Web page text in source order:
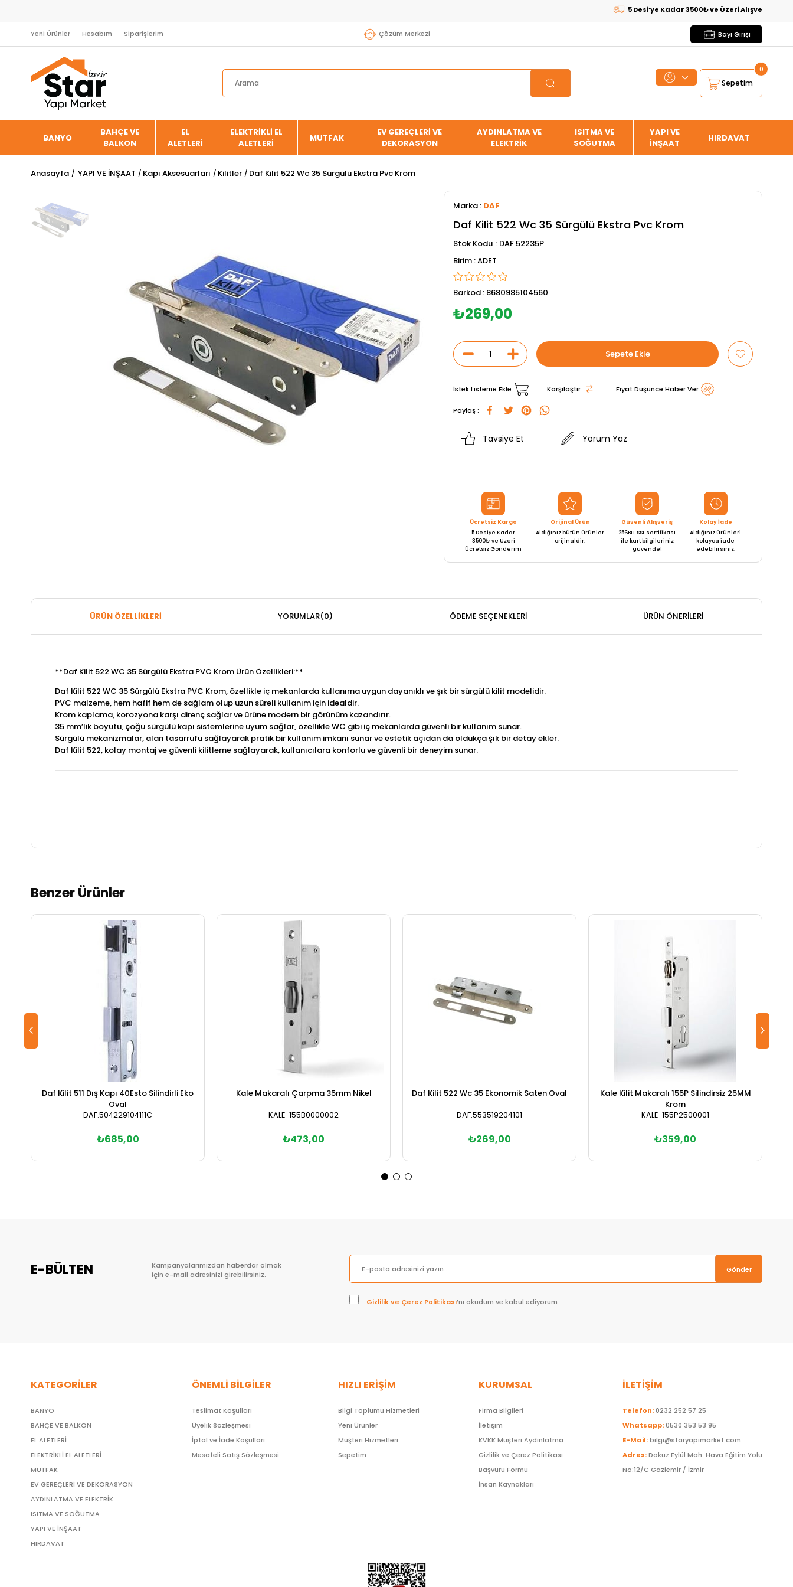
5 Desi’ye Kadar 3500₺ ve Üzeri Alışverişlerde
Yeni Ürünler Hesabım Siparişlerim Çözüm Merkezi Bayi Girişi
Sepetim
0
BANYO
BAHÇE VE
BALKON
EL
ALETLERİ
ELEKTRİKLİ EL
ALETLERİ
MUTFAK
EV GEREÇLERİ VE
DEKORASYON
AYDINLATMA VE
ELEKTRİK
ISITMA VE
SOĞUTMA
YAPI VE
İNŞAAT
HIRDAVAT
Anasayfa YAPI VE İNŞAAT Kapı Aksesuarları Kilitler Daf Kilit 522 Wc 35 Sürgülü Ekstra Pvc Krom
Marka : DAF
Daf Kilit 522 Wc 35 Sürgülü Ekstra Pvc Krom
Stok Kodu
DAF.52235P
ADET
Barkod : 8680985104560
₺269,00
İstek Listeme Ekle Karşılaştır Fiyat Düşünce Haber Ver
Paylaş :
Tavsiye Et Yorum Yaz
Ücretsiz Kargo
5 Desiye Kadar
3500₺ ve Üzeri
Ücretsiz Gönderim
Orijinal Ürün
Aldığınız bütün ürünler
orijinaldir.
Güvenli Alışveriş
256BIT SSL sertifikası
ile kart bilgileriniz
güvende!
Kolay İade
Aldığınız ürünleri
kolayca iade
edebilirsiniz.
ÜRÜN ÖZELLIKLERI YORUMLAR(0) ÖDEME SEÇENEKLERI ÜRÜN ÖNERILERI
**Daf Kilit 522 WC 35 Sürgülü Ekstra PVC Krom Ürün Özellikleri:**
Daf Kilit 522 WC 35 Sürgülü Ekstra PVC Krom, özellikle iç mekanlarda kullanıma uygun dayanıklı ve şık bir sürgülü kilit modelidir.
PVC malzeme, hem hafif hem de sağlam olup uzun süreli kullanım için idealdir.
Krom kaplama, korozyona karşı direnç sağlar ve ürüne modern bir görünüm kazandırır.
35 mm’lik boyutu, çoğu sürgülü kapı sistemlerine uyum sağlar, özellikle WC gibi iç mekanlarda güvenli bir kullanım sunar.
Sürgülü mekanizmalar, alan tasarrufu sağlayarak pratik bir kullanım imkanı sunar ve estetik açıdan da oldukça şık bir detay ekler.
Daf Kilit 522, kolay montaj ve güvenli kilitleme sağlayarak, kullanıcılara konforlu ve güvenli bir deneyim sunar.
Benzer Ürünler
Daf Kilit 511 Dış Kapı 40Esto Silindirli Eko
Oval
DAF.504229104111C
₺685,00
Kale Makaralı Çarpma 35mm Nikel
KALE-155B0000002
₺473,00
Daf Kilit 522 Wc 35 Ekonomik Saten Oval
DAF.553519204101
₺269,00
Kale Kilit Makaralı 155P Silindirsiz 25MM
Krom
KALE-155P2500001
₺359,00
E-BÜLTEN
Kampanyalarımızdan haberdar olmak
için e-mail adresinizi girebilirsiniz.
Gönder
Gizlilik ve Çerez Politikası’nı okudum ve kabul ediyorum.
KATEGORİLER
BANYO
BAHÇE VE BALKON
EL ALETLERİ
ELEKTRİKLİ EL ALETLERİ
MUTFAK
EV GEREÇLERİ VE DEKORASYON
AYDINLATMA VE ELEKTRİK
ISITMA VE SOĞUTMA
YAPI VE İNŞAAT
HIRDAVAT
ÖNEMLİ BİLGİLER
Teslimat Koşulları
Üyelik Sözleşmesi
İptal ve İade Koşulları
Mesafeli Satış Sözleşmesi
HIZLI ERİŞİM
Bilgi Toplumu Hizmetleri
Yeni Ürünler
Müşteri Hizmetleri
Sepetim
KURUMSAL
Firma Bilgileri
İletişim
KVKK Müşteri Aydınlatma
Gizlilik ve Çerez Politikası
Başvuru Formu
İnsan Kaynakları
İLETİŞİM
Telefon:0232 252 57 25
Whatsapp:0530 353 53 95
E-Mail:bilgi@staryapimarket.com
Adres:Dokuz Eylül Mah. Hava Eğitim Yolu
No:12/C Gaziemir / İzmir